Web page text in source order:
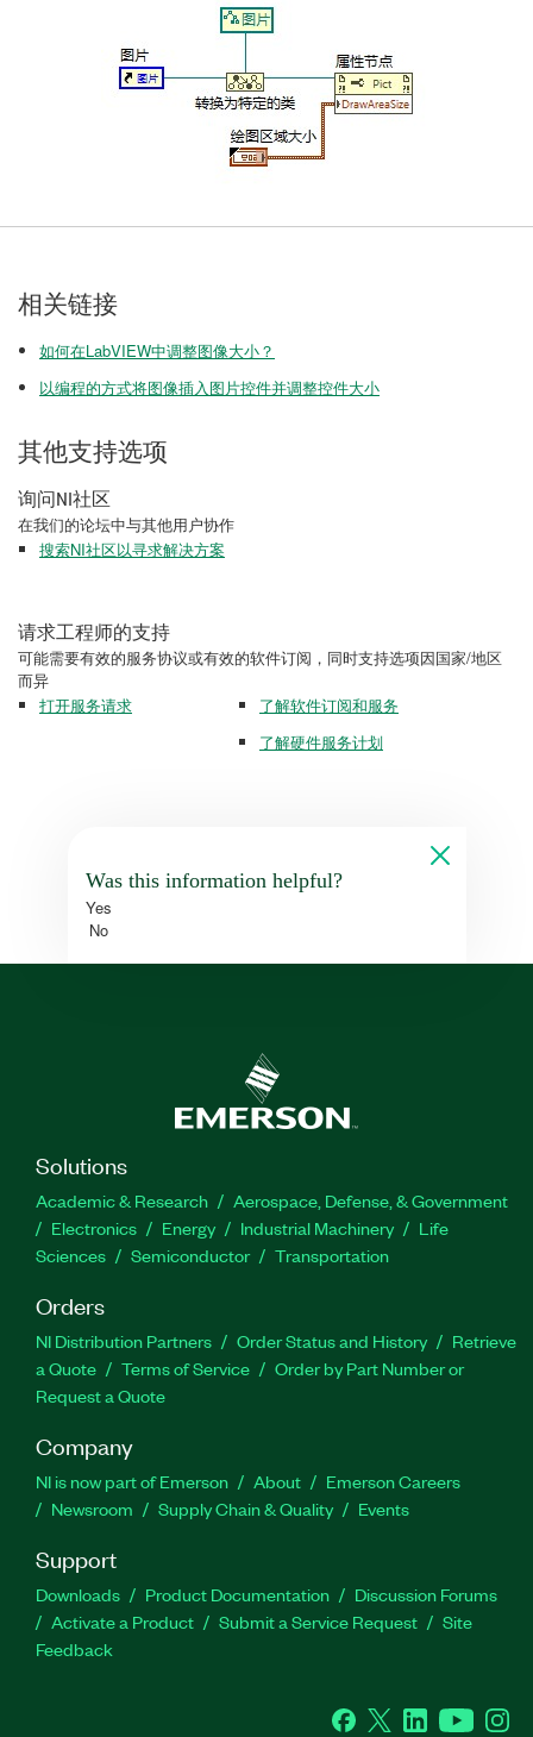
相关链接
如何在LabVIEW中调整图像大小？
以编程的方式将图像插入图片控件并调整控件大小
其他支持选项
询问NI社区
在我们的论坛中与其他用户协作
搜索NI社区以寻求解决方案
请求工程师的支持
可能需要有效的服务协议或有效的软件订阅，同时支持选项因国家/地区
而异
打开服务请求
了解软件订阅和服务
了解硬件服务计划
Was this information helpful?
Yes
No
Solutions
Academic & Research
Aerospace, Defense, & Government
Electronics
Energy Industrial Machinery
Life
Sciences
Semiconductor Transportation
Orders
NI Distribution Partners Order Status and History
Retrieve
a Quote
Terms of Service
Order by Part Number or
Request a Quote
Company
NI is now part of Emerson About
Emerson Careers
Newsroom
Supply Chain & Quality Events
Support
Downloads Product Documentation
Discussion Forums
Activate a Product
Submit a Service Request
Site
Feedback
Facebook
Twitter LinkedInYouTube